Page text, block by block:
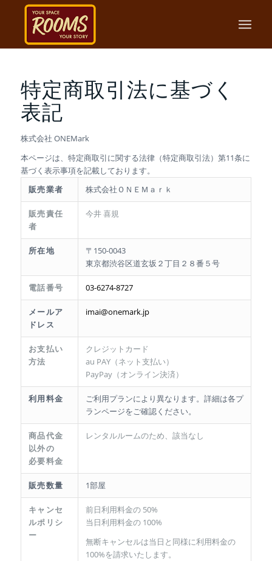
特定商取引法に基づく
表記
株式会社 ONEMark
本ページは、特定商取引に関する法律（特定商取引法）第11条に
基づく表示事項を記載しております。
販売業者
株式会社ＯＮＥＭａｒｋ
販売責任
者
今井 喜規
所在地
〒150-0043
東京都渋谷区道玄坂２丁目２８番５号
電話番号 03-6274-8727
メールア
ドレス
imai@onemark.jp
お支払い
方法
クレジットカード
au PAY（ネット支払い）
PayPay（オンライン決済）
利用料金
ご利用プランにより異なります。詳細は各プ
ランページをご確認ください。
商品代金
以外の
必要料金
レンタルルームのため、該当なし
販売数量 1部屋
キャンセ
ルポリシ
ー
前日利用料金の 50%
当日利用料金の 100%
無断キャンセルは当日と同様に利用料金の
100%を請求いたします。